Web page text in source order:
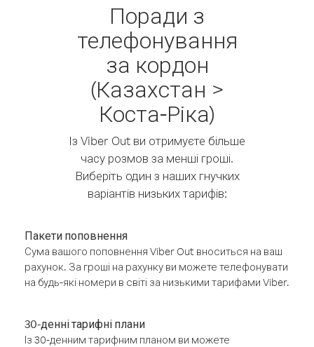
Поради з
телефонування
за кордон
(Казахстан >
Коста-Ріка)
Із Viber Out ви отримуєте більше
часу розмов за менші гроші.
Виберіть один з наших гнучких
варіантів низьких тарифів:
Пакети поповнення
Сума вашого поповнення Viber Out вноситься на ваш
рахунок. За гроші на рахунку ви можете телефонувати
на будь-які номери в світі за низькими тарифами Viber.
30-денні тарифні плани
Із 30-денним тарифним планом ви можете